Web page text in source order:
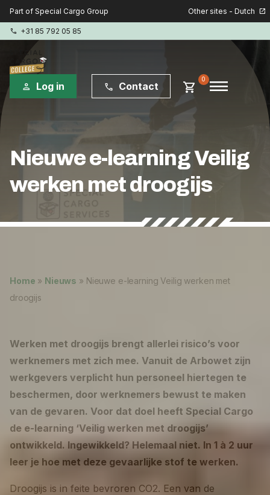
Part of Special Cargo Group Other sites - Dutch open_in_new
phone +31 85 792 05 85
person Log in phone Contact shopping_cart 0 menu
Nieuwe e-learning Veilig
werken met droogijs
Home » Nieuws » Nieuwe e-learning Veilig werken met
droogijs
Werken met droogijs brengt allerlei risico’s voor
werknemers met zich mee. Vanuit de Arbowet zijn
werkgevers verplicht hun personeel hiertegen te
beschermen, door werknemers bewust te maken
van de gevaren. Voor dat doel heeft Special Cargo
de e-learning ‘Veilig werken met droogijs’
ontwikkeld. Ingewikkeld? Helemaal niet. In 1 à 2 uur
leer je hoe met deze gevaarlijke stof te werken.
Droogijs is in feite bevroren CO2. Een van de
Special Cargo Group
Special Cargo Services
Isologic
Opleidingen
Nieuws
Werken bij
shopping_cart
Nederlands
English